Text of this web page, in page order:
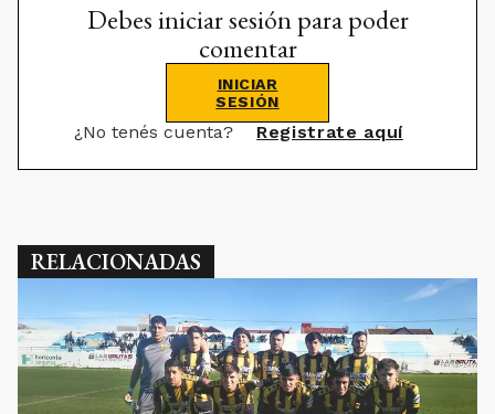
Debes iniciar sesión para poder
comentar
INICIAR
SESIÓN
¿No tenés cuenta? Registrate aquí
RELACIONADAS